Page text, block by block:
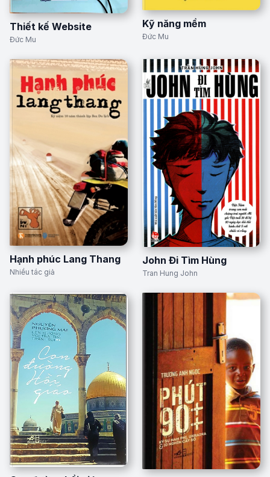
Thiết kế Website
Đức Mu
Kỹ năng mềm
Đức Mu
Hạnh phúc Lang Thang
Nhiều tác giả
John Đi Tìm Hùng
Tran Hung John